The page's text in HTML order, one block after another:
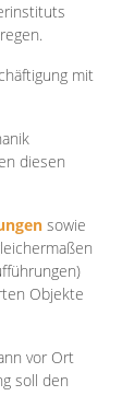
mit
diesen
sowie
Objekte
vor Ort
soll den